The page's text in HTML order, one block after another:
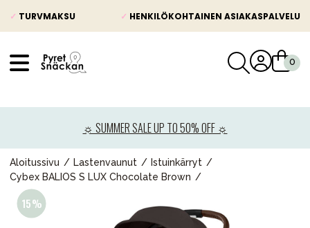
✓ TURVMAKSU ✓ HENKILÖKOHTAINEN ASIAKASPALVELU
☼ SUMMER SALE UP TO 50% OFF ☼
Aloitussivu Lastenvaunut
Istuinkärryt
Cybex BALIOS S LUX Chocolate Brown
Lastenvaunut
Lasten turvaistuimet
Lapsi & vauva